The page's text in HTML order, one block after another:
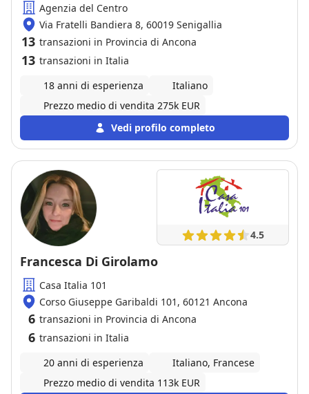
Agenzia del Centro
Via Fratelli Bandiera 8, 60019 Senigallia
13 transazioni in Provincia di Ancona
13 transazioni in Italia
18 anni di esperienza
Italiano
Prezzo medio di vendita 275k EUR
Vedi profilo completo
4.5
Francesca Di Girolamo
Casa Italia 101
Corso Giuseppe Garibaldi 101, 60121 Ancona
6 transazioni in Provincia di Ancona
6 transazioni in Italia
20 anni di esperienza
Italiano, Francese
Prezzo medio di vendita 113k EUR